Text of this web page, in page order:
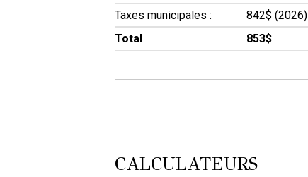
Taxes municipales :
842$ (2026)
Total
853$
CALCULATEURS